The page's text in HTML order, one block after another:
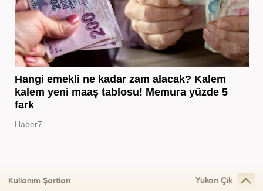
Hangi emekli ne kadar zam alacak? Kalem
kalem yeni maaş tablosu! Memura yüzde 5
fark
Haber7
Kullanım Şartları Yukarı Çık